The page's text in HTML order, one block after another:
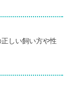
しい飼い方や性